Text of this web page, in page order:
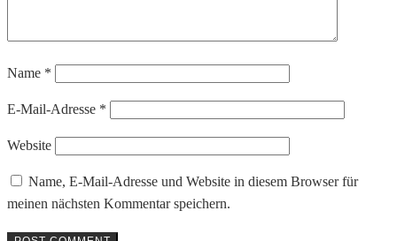
Name *
E-Mail-Adresse *
Website
Name, E-Mail-Adresse und Website in diesem Browser für
meinen nächsten Kommentar speichern.